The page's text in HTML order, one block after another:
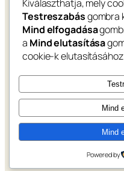
Kiválaszthatja, mely
Testreszabásgombra
Mind elfogadása
a Mind elutasítása
cookie-k
Mind
Mind
Powered by